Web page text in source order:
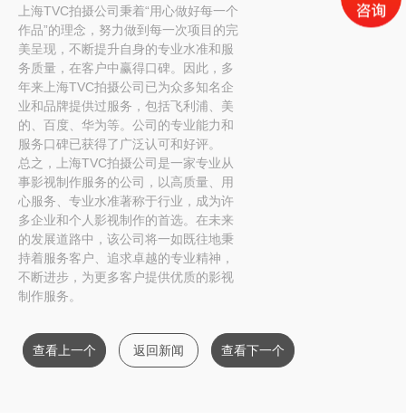
上海TVC拍摄公司秉着“用心做好每一个
作品”的理念，努力做到每一次项目的完
美呈现，不断提升自身的专业水准和服
务质量，在客户中赢得口碑。因此，多
年来上海TVC拍摄公司已为众多知名企
业和品牌提供过服务，包括飞利浦、美
的、百度、华为等。公司的专业能力和
服务口碑已获得了广泛认可和好评。
总之，上海TVC拍摄公司是一家专业从
事影视制作服务的公司，以高质量、用
心服务、专业水准著称于行业，成为许
多企业和个人影视制作的首选。在未来
的发展道路中，该公司将一如既往地秉
持着服务客户、追求卓越的专业精神，
不断进步，为更多客户提供优质的影视
制作服务。
查看上一个 返回新闻 查看下一个